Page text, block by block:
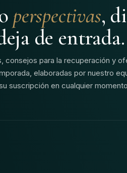
perspectivas,
de entrada.
consejos para la recuperación y
elaboradas por nuestro
suscripción en cualquier